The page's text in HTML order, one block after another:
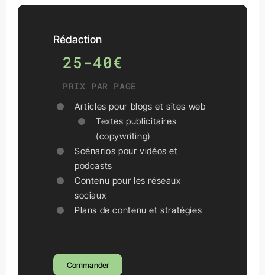
Rédaction
25-40€
PRIX PAR PAGE
Articles pour blogs et sites web
Textes publicitaires
(copywriting)
Scénarios pour vidéos et
podcasts
Contenu pour les réseaux
sociaux
Plans de contenu et stratégies
Commander